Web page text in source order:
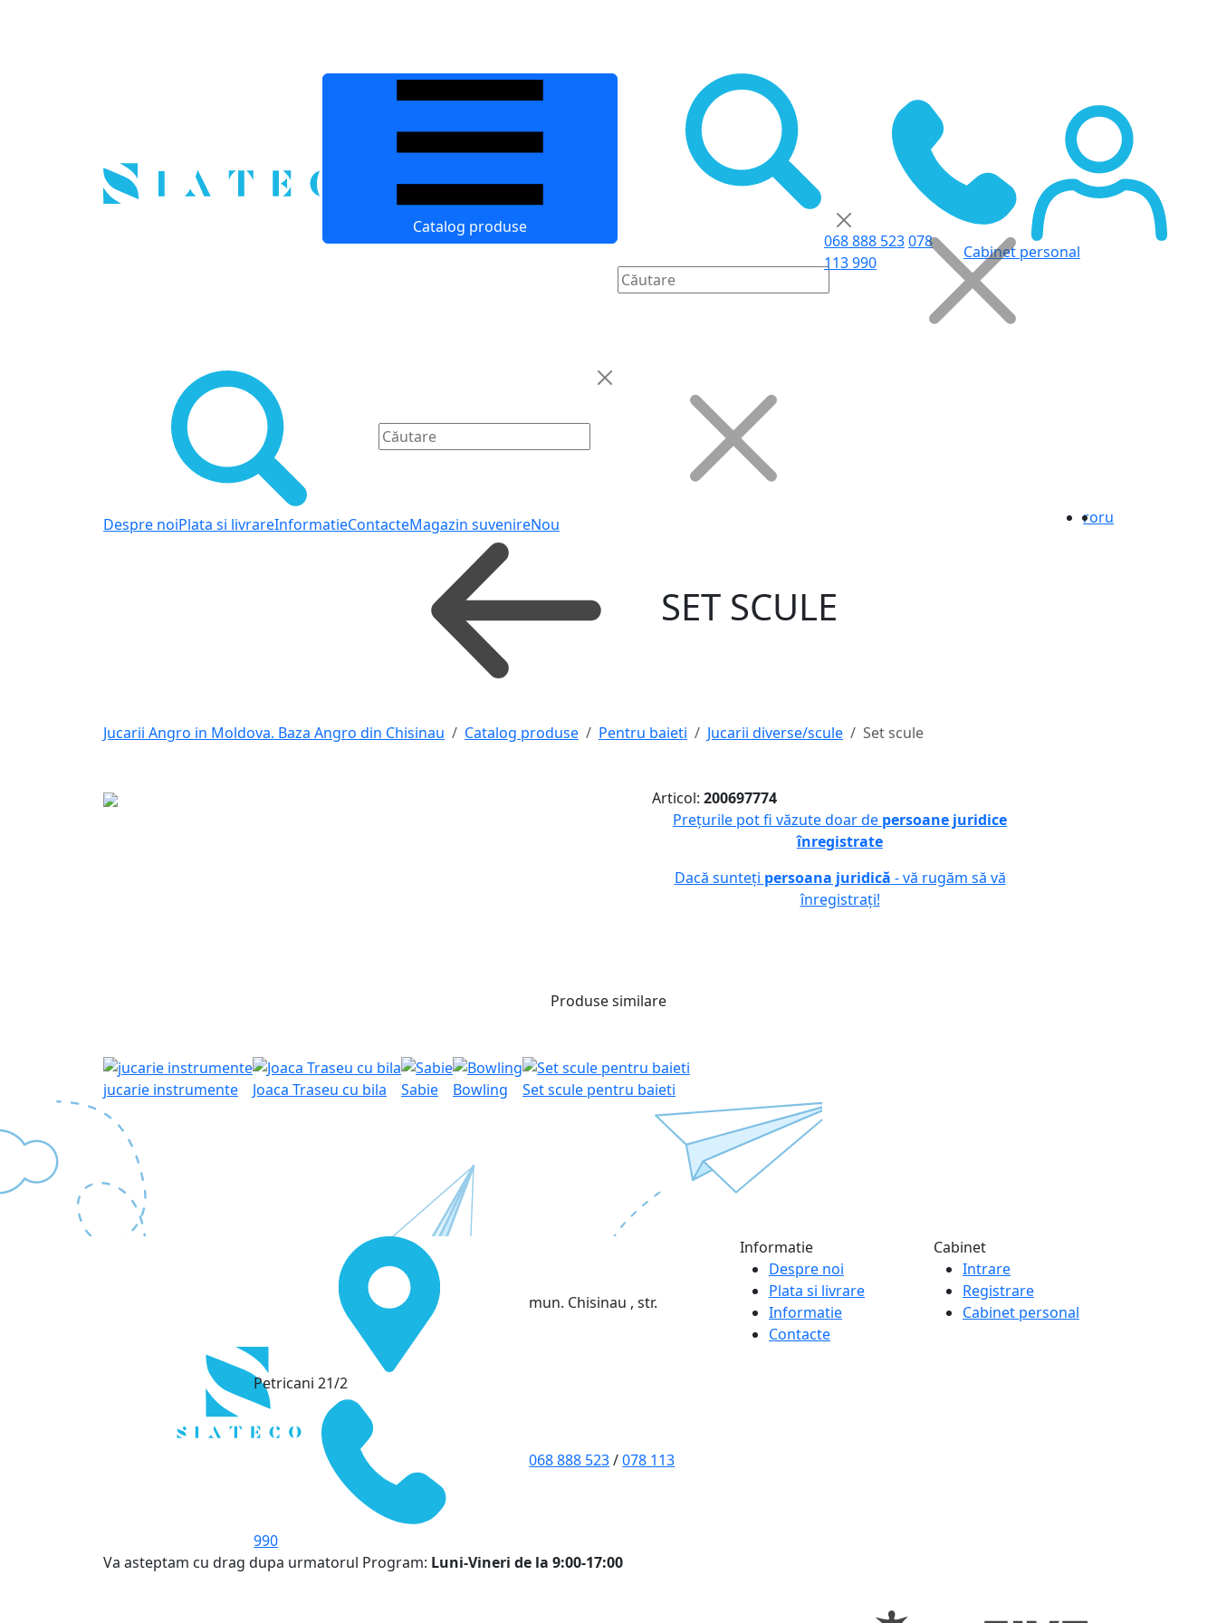
Catalog produse
068 888 523078
113 990
Cabinet personal
Despre noiPlata si livrareInformatieContacteMagazin suvenireNou roru
SET SCULE
Jucarii Angro in Moldova. Baza Angro din Chisinau Catalog produse Pentru baieti Jucarii diverse/scule Set scule
Articol: 200697774
Prețurile pot fi văzute doar de persoane juridice
înregistrate
Dacă sunteți persoana juridică - vă rugăm să vă
înregistrați!
Produse similare
jucarie instrumente Joaca Traseu cu bila Sabie Bowling Set scule pentru baieti
mun. Chisinau , str.
Petricani 21/2
068 888 523/078 113
990
Va asteptam cu drag dupa urmatorul Program: Luni-Vineri de la 9:00-17:00
Informatie
Despre noi
Plata si livrare
Informatie
Contacte
Cabinet
Intrare
Registrare
Cabinet personal